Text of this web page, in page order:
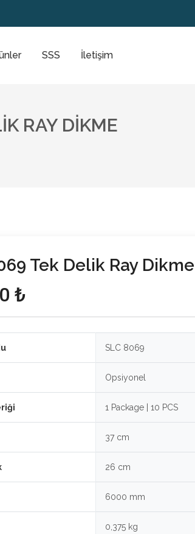
SSS İletişim
RAY DIKME
Tek Delik Ray Dikme
₺
SLC 8069
Opsiyonel
1 Package | 10 PCS
37 cm
26 cm
6000 mm
0,375 kg